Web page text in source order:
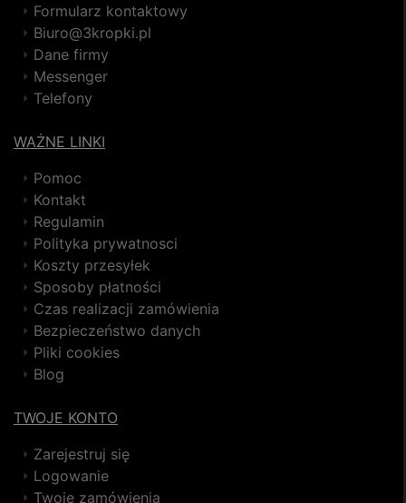
Formularz kontaktowy
Biuro@3kropki.pl
Dane firmy
Messenger
Telefony
WAŻNE LINKI
Pomoc
Kontakt
Regulamin
Polityka prywatnosci
Koszty przesyłek
Sposoby płatności
Czas realizacji zamówienia
Bezpieczeństwo danych
Pliki cookies
Blog
TWOJE KONTO
Zarejestruj się
Logowanie
Twoje zamówienia